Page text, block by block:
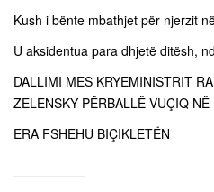
Kush i bënte mbathjet për njerzit
U aksidentua para dhjetë ditësh,
DALLIMI MES KRYEMINISTRIT
ZELENSKY PËRBALLË VUÇIQ NË
ERA FSHEHU BIÇIKLETËN